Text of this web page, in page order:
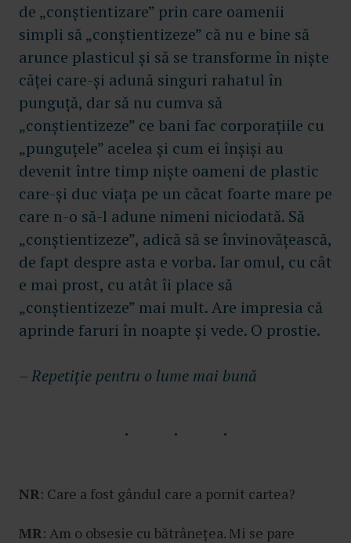
de „conștientizare” prin care oamenii
simpli să „conștientizeze” că nu e bine să
arunce plasticul și să se transforme în niște
căței care-și adună singuri rahatul în
punguță, dar să nu cumva să
„conștientizeze” ce bani fac corporațiile cu
„punguțele” acelea și cum ei înșiși au
devenit între timp niște oameni de plastic
care-și duc viața pe un căcat foarte mare pe
care n-o să-l adune nimeni niciodată. Să
„conștientizeze”, adică să se învinovățească,
de fapt despre asta e vorba. Iar omul, cu cât
e mai prost, cu atât îi place să
„conștientizeze” mai mult. Are impresia că
aprinde faruri în noapte și vede. O prostie.
– Repetiție pentru o lume mai bună
NR: Care a fost gândul care a pornit cartea?
MR: Am o obsesie cu bătrânețea. Mi se pare